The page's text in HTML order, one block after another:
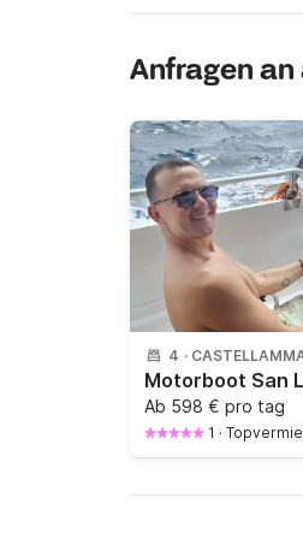
Anfragen
4 ·
Ab 598 € pro tag
1 ·